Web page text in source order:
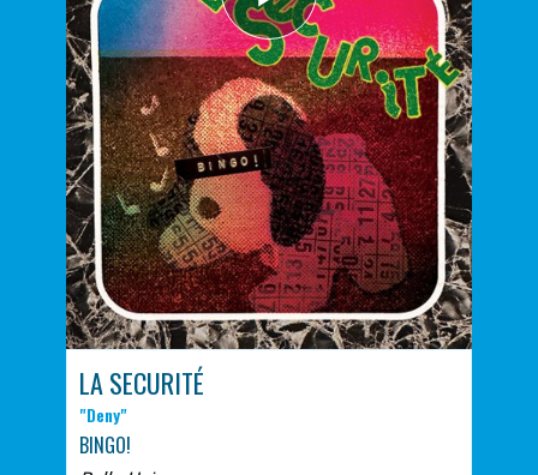
LA SECURITÉ
"Deny"
BINGO!